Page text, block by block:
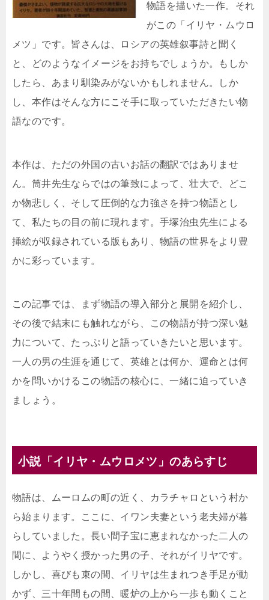
物語を描いた一作。それ
がこの「イリヤ・ムウロ
メツ」です。皆さんは、ロシアの英雄叙事詩と聞く
と、どのようなイメージをお持ちでしょうか。もしか
したら、あまり馴染みがないかもしれません。しか
し、本作はそんな方にこそ手に取っていただきたい物
語なのです。
本作は、ただの外国の古いお話の翻訳ではありませ
ん。筒井先生ならではの筆致によって、壮大で、どこ
か物悲しく、そして圧倒的な力強さを持つ物語とし
て、私たちの目の前に現れます。手塚治虫先生による
挿絵が収録されている版もあり、物語の世界をより豊
かに彩っています。
この記事では、まず物語の導入部分と展開を紹介し、
その後で結末にも触れながら、この物語が持つ深い魅
力について、たっぷりと語っていきたいと思います。
一人の男の生涯を通じて、英雄とは何か、運命とは何
かを問いかけるこの物語の核心に、一緒に迫っていき
ましょう。
小説「イリヤ・ムウロメツ」のあらすじ
物語は、ムーロムの町の近く、カラチャロという村か
ら始まります。ここに、イワン夫妻という老夫婦が暮
らしていました。長い間子宝に恵まれなかった二人の
間に、ようやく授かった男の子、それがイリヤです。
しかし、喜びも束の間、イリヤは生まれつき手足が動
かず、三十年間もの間、暖炉の上から一歩も動くこと